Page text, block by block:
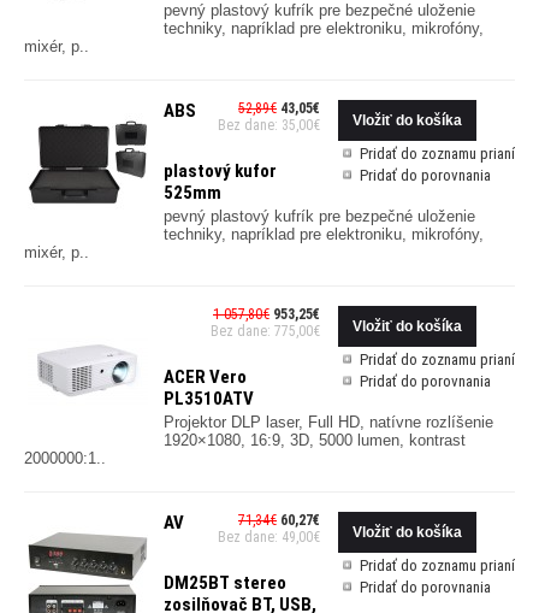
pevný plastový kufrík pre bezpečné uloženie
techniky, napríklad pre elektroniku, mikrofóny,
mixér, p..
Pridať do zoznamu prianí
Pridať do porovnania
52,89€ 43,05€
Bez dane: 35,00€
ABS
plastový kufor
525mm
pevný plastový kufrík pre bezpečné uloženie
techniky, napríklad pre elektroniku, mikrofóny,
mixér, p..
Pridať do zoznamu prianí
Pridať do porovnania
1 057,80€ 953,25€
Bez dane: 775,00€
ACER Vero
PL3510ATV
Projektor DLP laser, Full HD, natívne rozlíšenie
1920×1080, 16:9, 3D, 5000 lumen, kontrast
2000000:1..
Pridať do zoznamu prianí
Pridať do porovnania
71,34€ 60,27€
Bez dane: 49,00€
AV
DM25BT stereo
zosilňovač BT, USB,